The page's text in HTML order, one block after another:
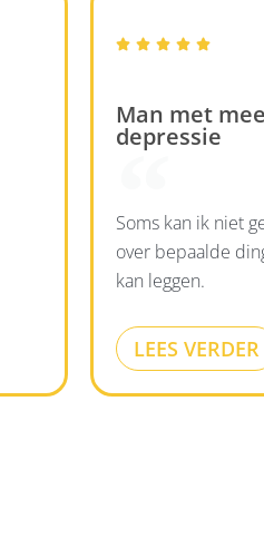
    
Man met
depressie
Soms kan ik niet
over bepaalde
kan leggen.
LEES VERDER